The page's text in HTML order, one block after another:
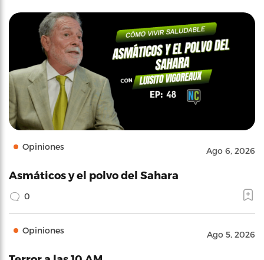
Opiniones Ago 6, 2026
Asmáticos y el polvo del Sahara
0
Opiniones Ago 5, 2026